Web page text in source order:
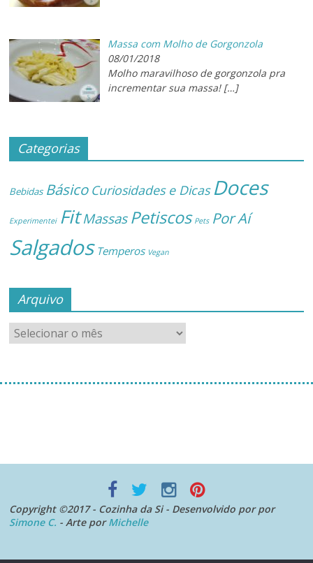
Massa com Molho de Gorgonzola
08/01/2018
Molho maravilhoso de gorgonzola pra
incrementar sua massa![…]
Categorias
Bebidas Básico Curiosidades e Dicas Doces
Experimentei Fit Massas Petiscos Pets Por Aí
Salgados Temperos Vegan
Arquivo
Copyright ©2017 - Cozinha da Si - Desenvolvido por por
Simone C. - Arte porMichelle